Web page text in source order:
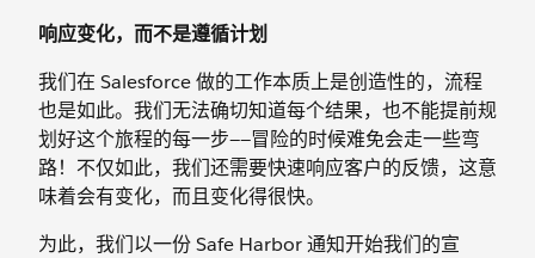
响应变化，而不是遵循计划
我们在 Salesforce 做的工作本质上是创造性的，流程
也是如此。我们无法确切知道每个结果，也不能提前规
划好这个旅程的每一步——冒险的时候难免会走一些弯
路！不仅如此，我们还需要快速响应客户的反馈，这意
味着会有变化，而且变化得很快。
为此，我们以一份 Safe Harbor 通知开始我们的宣